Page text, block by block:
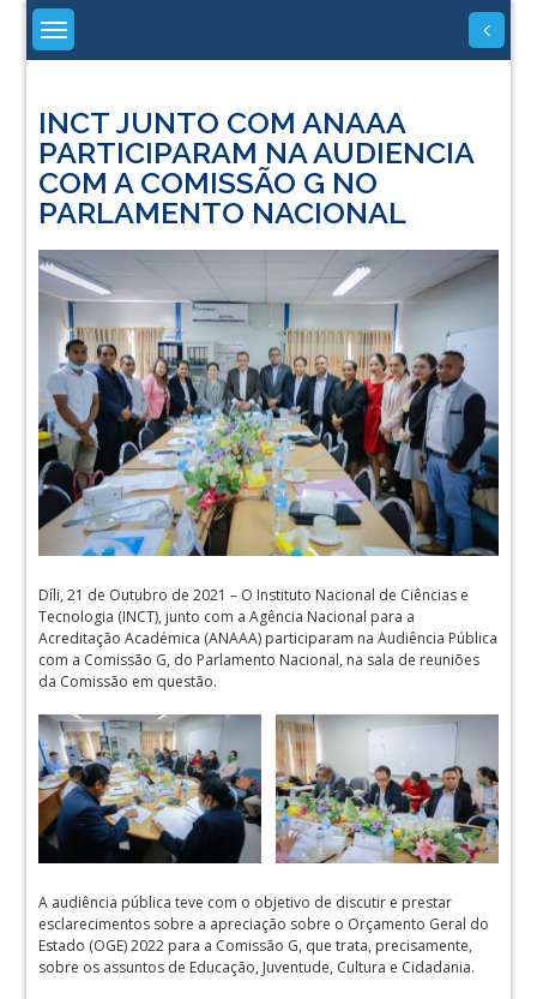
Skip
content
INCT JUNTO COM ANAAA
PARTICIPARAM NA AUDIENCIA
COM A COMISSÃO G NO
PARLAMENTO NACIONAL
Díli, 21 de Outubro de 2021 – O Instituto Nacional de Ciências e
Tecnologia (INCT), junto com a Agência Nacional para a
Acreditação Académica (ANAAA) participaram na Audiência Pública
com a Comissão G, do Parlamento Nacional, na sala de reuniões
da Comissão em questão.
A audiência pública teve com o objetivo de discutir e prestar
esclarecimentos sobre a apreciação sobre o Orçamento Geral do
Estado (OGE) 2022 para a Comissão G, que trata, precisamente,
sobre os assuntos de Educação, Juventude, Cultura e Cidadania.